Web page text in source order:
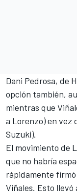
Dani Pedrosa, de
opción también,
mientras que
a Lorenzo) en vez
Suzuki).
El movimiento de
que no habría
rápidamente
Viñales. Esto